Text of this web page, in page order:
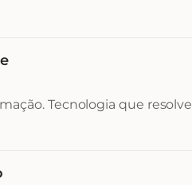
Tecnologia que resolve